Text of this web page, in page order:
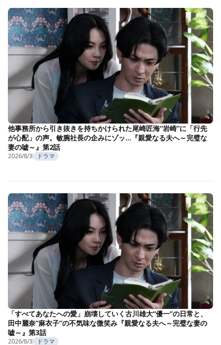
他事務所から引き抜きを持ちかけられた尾崎匠海“岩崎”に「行先
が心配」の声。敏腕社長の企みにゾッ…『親愛なる夫へ～完璧な
妻の嘘～』第2話
2026/8/3 ドラマ
「すべてあなたへの愛」崩壊していく古川雄大“優一”の日常と、
田中麗奈“麻衣子”の不気味な微笑み『親愛なる夫へ～完璧な妻の
嘘～』第3話
2026/8/3 ドラマ